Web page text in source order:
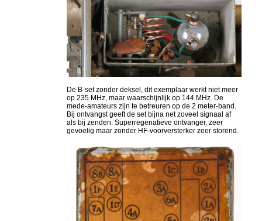
De B-set zonder deksel, dit exemplaar werkt niet meer
op 235 MHz, maar waarschijnlijk op 144 MHz. De
mede-amateurs zijn te betreuren op de 2 meter-band.
Bij ontvangst geeft de set bijna net zoveel signaal af
als bij zenden. Superregenatieve ontvanger, zeer
gevoelig maar zonder HF-voorversterker zeer storend.